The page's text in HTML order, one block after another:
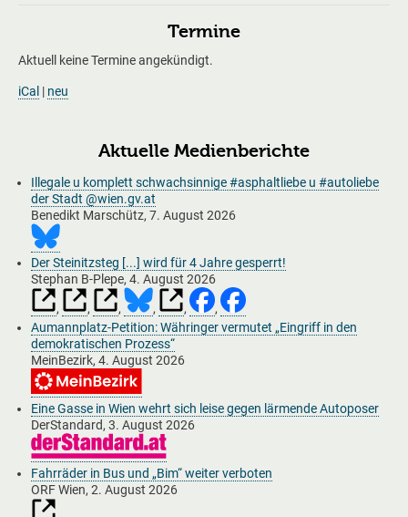
Termine
Aktuell keine Termine angekündigt.
iCal | neu
Aktuelle Medienberichte
Illegale u komplett schwachsinnige #asphaltliebe u #autoliebe
der Stadt @wien.gv.at
Benedikt Marschütz, 7. August 2026
Der Steinitzsteg [...] wird für 4 Jahre gesperrt!
Stephan B-Plepe, 4. August 2026
,
, , , ,
,
Aumannplatz-Petition: Währinger vermutet „Eingriff in den
demokratischen Prozess“
MeinBezirk, 4. August 2026
Eine Gasse in Wien wehrt sich leise gegen lärmende Autoposer
DerStandard, 3. August 2026
Fahrräder in Bus und „Bim“ weiter verboten
ORF Wien, 2. August 2026